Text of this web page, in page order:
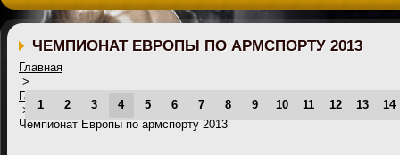
ЧЕМПИОНАТ ЕВРОПЫ ПО АРМСПОРТУ 2013
Главная
>
Галерея
>
Чемпионат Европы по армспорту 2013
1 2 3 4 5 6 7 8 9 10 11 12 13 14